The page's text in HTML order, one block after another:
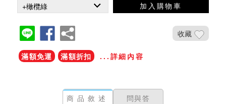
加入購物車
收藏
滿額免運 滿額折扣 ...詳細內容
商品敘述 問與答